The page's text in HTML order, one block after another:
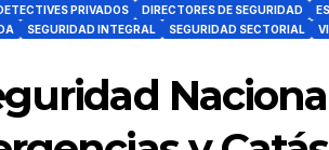
PRIVADOS DIRECTORES DE SEGURIDAD
SEGURIDAD INTEGRAL SEGURIDAD SECTORIAL